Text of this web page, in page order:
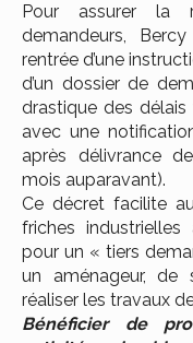
Pour assurer la
demandeurs,
rentrée d’une
d’un dossier de
drastique des
avec une
après délivrance
mois auparavant).
Ce décret facilite
friches
pour un « tiers
un aménageur, de
réaliser les travaux
Bénéficier de